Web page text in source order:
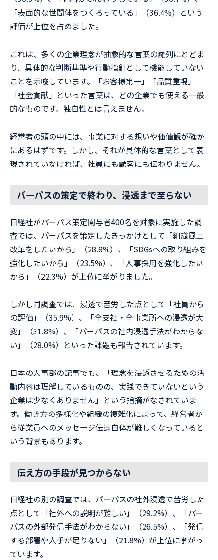
「表面的な世間体をつくろっている」（36.4%）という
評価が上位を占めました。
これは、多くの企業理念が抽象的な言葉の羅列にとどま
り、具体的な判断基準や行動指針として機能していない
ことを示唆しています。「お客様第一」「品質重視」
「社会貢献」といった言葉は、どの企業でも使える一般
的なものです。独自性とは言えません。
経営者の頭の中には、事業に対する想いや価値観が確か
にあるはずです。しかし、それが具体的な言葉として表
現されていなければ、社員にも顧客にも伝わりません。
パーパスの策定で終わり、浸透まで至らない
日経社がパーパス策定関与者400名を対象に実施した調
査では、パーパスを策定したきっかけとして「組織風土
改革をしたいから」（28.8%）、「SDGsへの取り組みを
強化したいから」（23.5%）、「人事採用を強化したい
から」（22.3%）が上位に挙がりました。
しかし同調査では、浸透で苦労した点として「社員から
の評価」（35.9%）、「全支社・全事業所への浸透が大
変」（31.8%）、「パーパスの社内浸透手法がわからな
い」（28.0%）といった課題も報告されています。
日本の人事部の記事でも、「理念を浸透させるための活
動内容は理解しているものの、実践できていないという
企業は少なくありません」という指摘がなされていま
す。働き方の多様化や組織の複雑化によって、経営者か
ら従業員へのメッセージ伝達自体が難しくなっていると
いう背景もあります。
伝え方の手段が見つからない
日経社の別の調査では、パーパスの社外浸透で苦労した
点として「社外への説明が難しい」（29.2%）、「パー
パスの外部発信手法がわからない」（26.5%）、「発信
する部署や人手が足りない」（21.8%）が上位に挙がっ
ています。